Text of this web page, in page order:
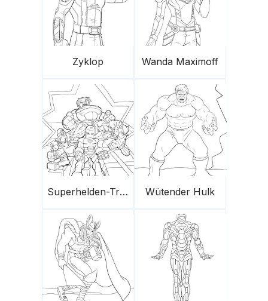
Zyklop Wanda Maximoff
Superhelden-Trupp Wütender Hulk